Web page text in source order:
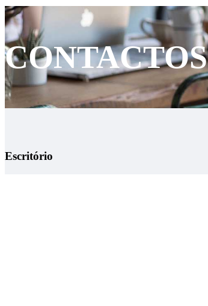
CONTACTOS
Escritório